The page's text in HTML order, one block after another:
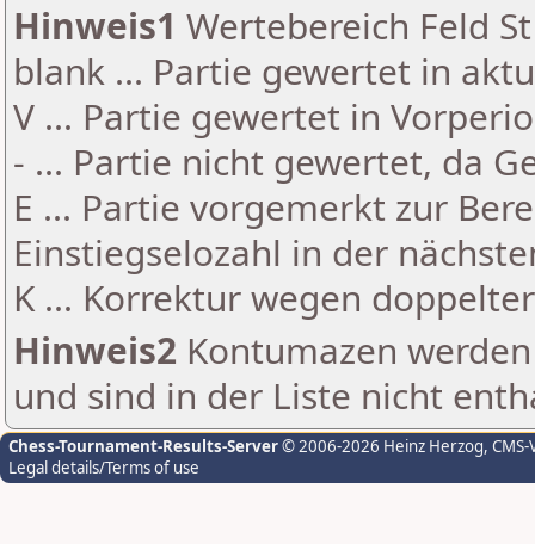
Hinweis1 Wertebereich Feld
blank ... Partie gewertet in
V ... Partie gewertet in
- ... Partie nicht gewertet, da
E ... Partie vorgemerkt zur
Einstiegselozahl in der
K ... Korrektur wegen
Hinweis2 Kontumazen
und sind in der Liste nicht
Chess-Tournament-Results-Server© 2006-2026 Heinz Herzog,
Legal details/Terms of use